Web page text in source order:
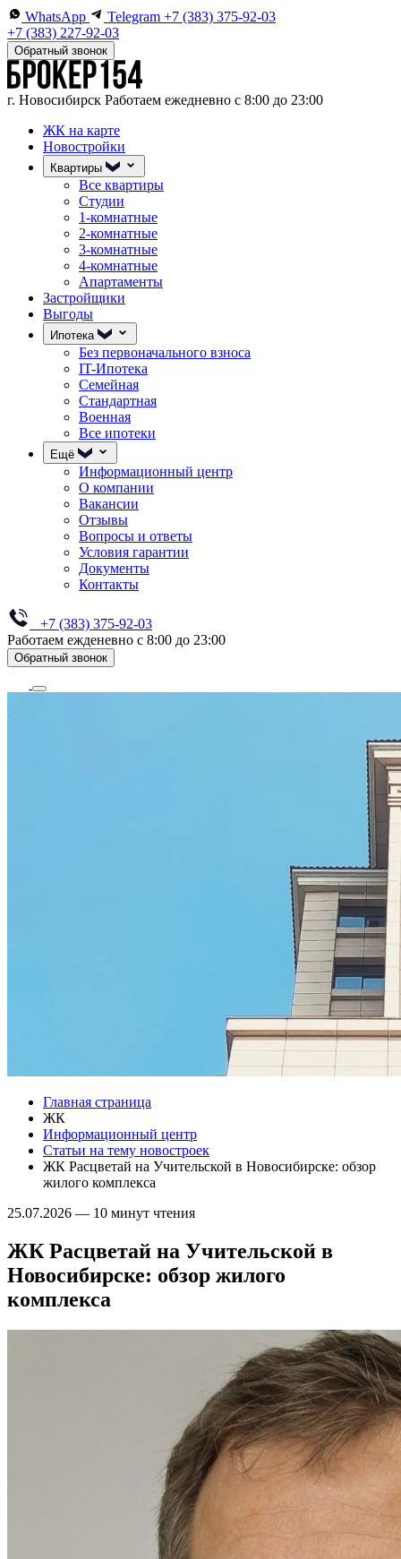
WhatsApp Telegram +7 (383) 375-92-03
+7 (383) 227-92-03
Обратный звонок
г. Новосибирск Работаем ежедневно с 8:00 до 23:00
ЖК на карте
Новостройки
Квартиры
Все квартиры
Студии
1-комнатные
2-комнатные
3-комнатные
4-комнатные
Апартаменты
Застройщики
Выгоды
Ипотека
Без первоначального взноса
IT-Ипотека
Семейная
Стандартная
Военная
Все ипотеки
Ещё
Информационный центр
О компании
Вакансии
Отзывы
Вопросы и ответы
Условия гарантии
Документы
Контакты
+7 (383) 375-92-03
Работаем ежденевно с 8:00 до 23:00
Обратный звонок
Главная страница
ЖК
Информационный центр
Статьи на тему новостроек
ЖК Расцветай на Учительской в Новосибирске: обзор
жилого комплекса
25.07.2026 — 10 минут чтения
ЖК Расцветай на Учительской в
Новосибирске: обзор жилого
комплекса